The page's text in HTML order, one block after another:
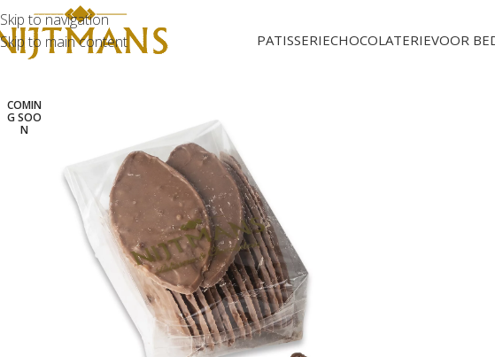
Skip to navigation
Skip to main content
PATISSERIECHOCOLATERIEVOOR
COMIN
G SOO
N